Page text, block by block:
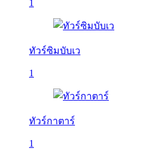
1
ทัวร์ซิมบับเว
1
ทัวร์กาตาร์
1